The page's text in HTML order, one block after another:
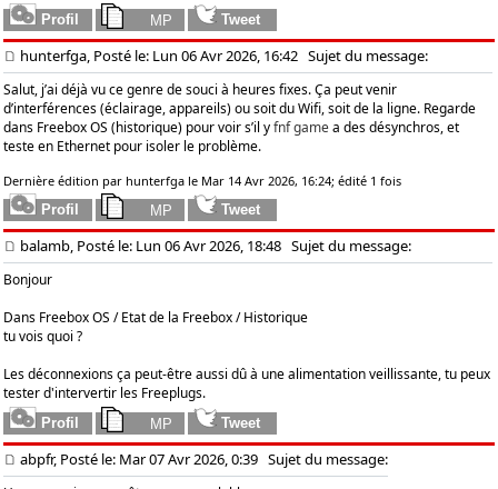
hunterfga, Posté le: Lun 06 Avr 2026, 16:42 Sujet du message:
Salut, j’ai déjà vu ce genre de souci à heures fixes. Ça peut venir
d’interférences (éclairage, appareils) ou soit du Wifi, soit de la ligne. Regarde
dans Freebox OS (historique) pour voir s’il yfnf gamea des désynchros, et
teste en Ethernet pour isoler le problème.
Dernière édition par hunterfga le Mar 14 Avr 2026, 16:24; édité 1 fois
balamb, Posté le: Lun 06 Avr 2026, 18:48 Sujet du message:
Bonjour
Dans Freebox OS / Etat de la Freebox / Historique
tu vois quoi ?
Les déconnexions ça peut-être aussi dû à une alimentation veillissante, tu peux
tester d'intervertir les Freeplugs.
abpfr, Posté le: Mar 07 Avr 2026, 0:39 Sujet du message: